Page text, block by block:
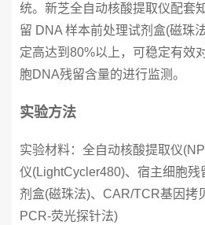
统。新芝全自动核酸提取仪配套
留 DNA 样本前处理试剂盒(磁珠
定高达到80%以上，可稳定有效
胞DNA残留含量的进行监测。
实验方法
实验材料：全自动核酸提取仪
仪(LightCycler480)、宿主细胞残
剂盒(磁珠法)、CAR/TCR基因拷
PCR-荧光探针法)